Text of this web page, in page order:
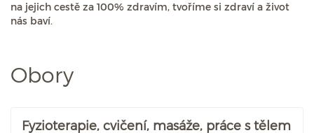
na jejich cestě za 100% zdravím, tvoříme si zdraví a život
nás baví.
Obory
Fyzioterapie, cvičení, masáže, práce s tělem